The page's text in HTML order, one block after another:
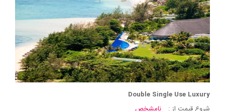
Double Single Use Luxury
شروع قیمت از :
نامشخص